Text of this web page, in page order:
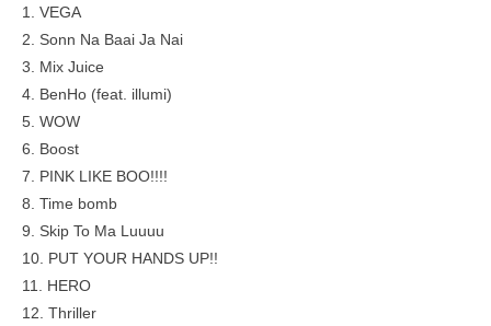
1. VEGA
2. Sonn Na Baai Ja Nai
3. Mix Juice
4. BenHo (feat. illumi)
5. WOW
6. Boost
7. PINK LIKE BOO!!!!
8. Time bomb
9. Skip To Ma Luuuu
10. PUT YOUR HANDS UP!!
11. HERO
12. Thriller